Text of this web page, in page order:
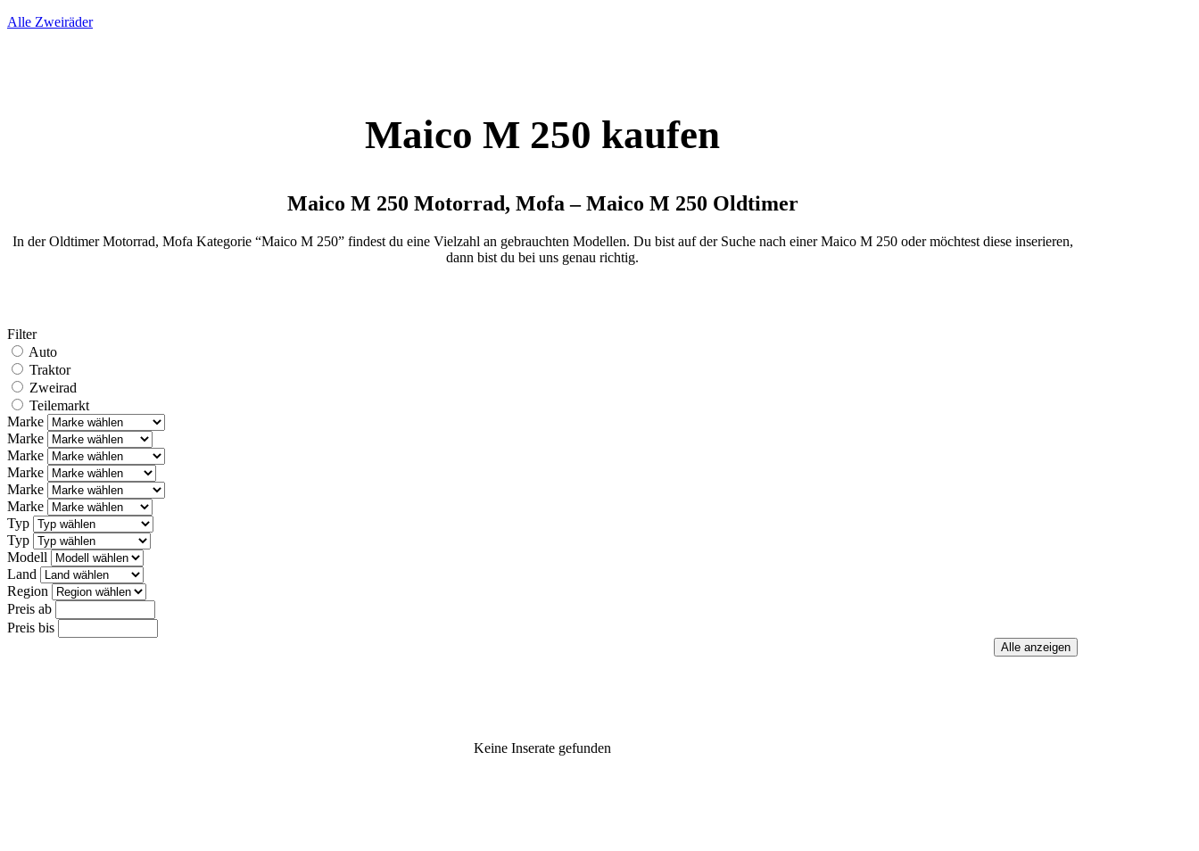
Alle Zweiräder
Maico M 250 kaufen
Maico M 250 Motorrad, Mofa – Maico M 250 Oldtimer
In der Oldtimer Motorrad, Mofa Kategorie “Maico M 250” findest du eine Vielzahl an gebrauchten Modellen. Du bist auf der Suche nach einer Maico M 250 oder möchtest diese inserieren,
dann bist du bei uns genau richtig.
Filter
Auto
Traktor
Zweirad
Teilemarkt
Marke
Marke
Marke
Marke
Marke
Marke
Typ
Typ
Modell
Land
Region
Preis ab
Preis bis
Keine Inserate gefunden